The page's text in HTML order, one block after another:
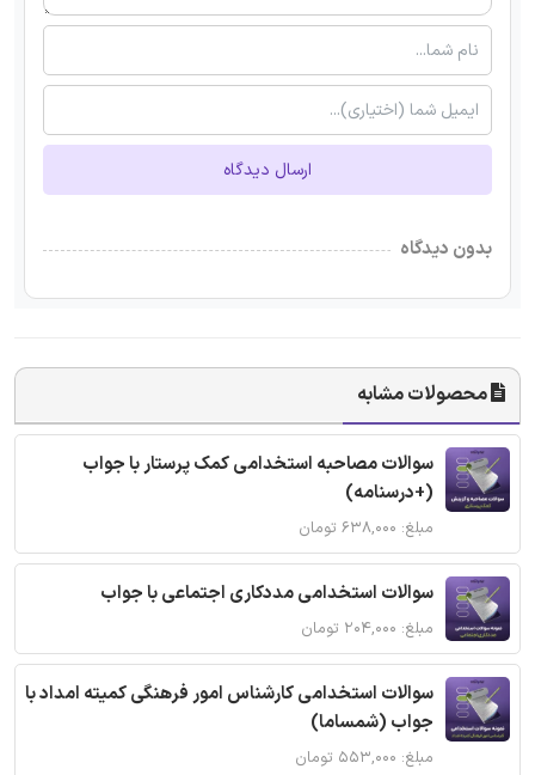
ارسال دیدگاه
بدون دیدگاه
محصولات مشابه
سوالات مصاحبه استخدامی کمک پرستار با جواب
(+درسنامه)
مبلغ: ۶۳۸,۰۰۰ تومان
سوالات استخدامی مددکاری اجتماعی با جواب
مبلغ: ۲۰۴,۰۰۰ تومان
سوالات استخدامی کارشناس امور فرهنگی کمیته امداد با
جواب (شمساما)
مبلغ: ۵۵۳,۰۰۰ تومان